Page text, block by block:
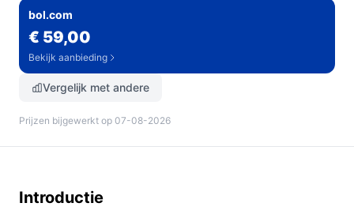
bol.com
€ 59,00
Bekijk aanbieding
Vergelijk met andere
Prijzen bijgewerkt op 07-08-2026
Introductie